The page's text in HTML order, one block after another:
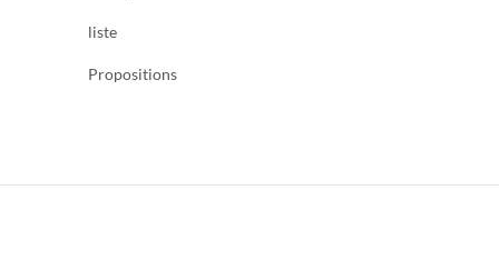
liste
Propositions